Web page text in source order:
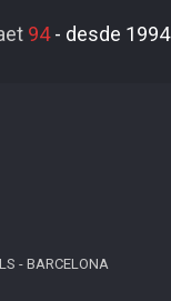
94- desde 1994
- BARCELONA